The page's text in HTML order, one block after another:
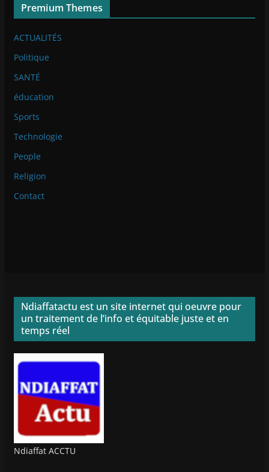
Premium Themes
ACTUALITÉS
Politique
SANTÉ
éducation
Sports
Technologie
People
Religion
Contact
Ndiaffatactu est un site internet qui oeuvre pour
un traitement de l’info et équitable juste et en
temps réel
Ndiaffat ACCTU